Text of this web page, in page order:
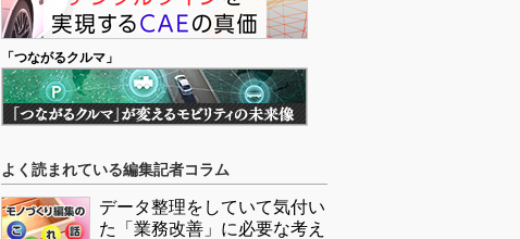
「つながるクルマ」
よく読まれている編集記者コラム
データ整理をしていて気付い
た「業務改善」に必要な考え